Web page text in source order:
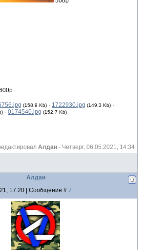
(158.9 Kb) · 1722930.jpg (149.3 Kb) ·
· 0174540.jpg (152.7 Kb)
Алдан - Четверг, 06.05.2021, 14:34
Алдан
17:20 | Сообщение # 7